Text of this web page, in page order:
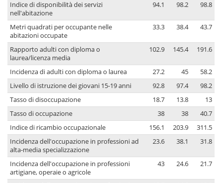
Indice di disponibilità dei servizi
nell'abitazione
94.1 98.2 98.8
Metri quadrati per occupante nelle
abitazioni occupate
33.3 38.4 43.7
Rapporto adulti con diploma o
laurea/licenza media
102.9 145.4 191.6
Incidenza di adulti con diploma o laurea 27.2 45
58.2
Livello di istruzione dei giovani 15-19 anni
92.8 97.4
98.2
Tasso di disoccupazione
18.7 13.8
13
Tasso di occupazione
38 38
40.7
Indice di ricambio occupazionale
156.1 203.9
311.5
Incidenza dell'occupazione in professioni ad
alta-media specializzazione
23.6 38.1 31.8
Incidenza dell'occupazione in professioni
artigiane, operaie o agricole
43 24.6 21.7